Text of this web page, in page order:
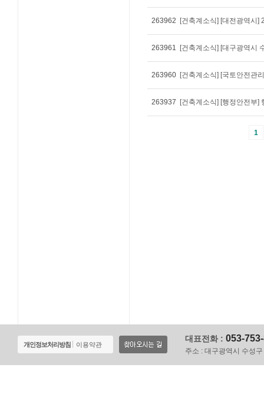
263962
263961
263960 [건축계소식] [국토안전관
263937 [건축계소식] [행정안전부]
1
개인정보처리방침 이용약관
대표전화 : 053-
주소 : 대구광역시 수성